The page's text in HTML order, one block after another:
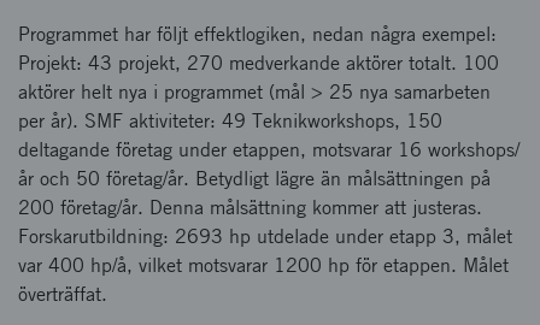
Programmet har följt effektlogiken, nedan några exempel:
Projekt: 43 projekt, 270 medverkande aktörer totalt. 100
aktörer helt nya i programmet (mål > 25 nya samarbeten
per år). SMF aktiviteter: 49 Teknikworkshops, 150
deltagande företag under etappen, motsvarar 16 workshops/
år och 50 företag/år. Betydligt lägre än målsättningen på
200 företag/år. Denna målsättning kommer att justeras.
Forskarutbildning: 2693 hp utdelade under etapp 3, målet
var 400 hp/å, vilket motsvarar 1200 hp för etappen. Målet
överträffat.